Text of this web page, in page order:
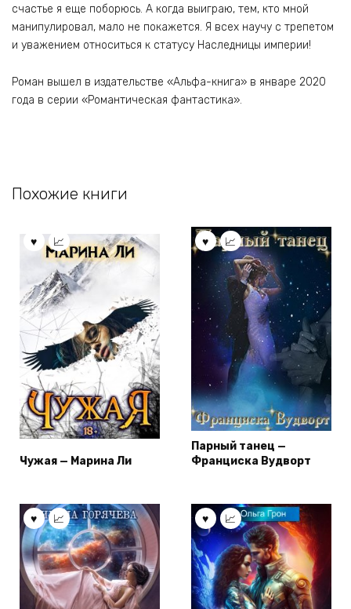
счастье я еще поборюсь. А когда выиграю, тем, кто мной
манипулировал, мало не покажется. Я всех научу с трепетом
и уважением относиться к статусу Наследницы империи!
Роман вышел в издательстве «Альфа-книга» в январе 2020
года в серии «Романтическая фантастика».
Похожие книги
Чужая — Марина Ли
Парный танец —
Франциска Вудворт